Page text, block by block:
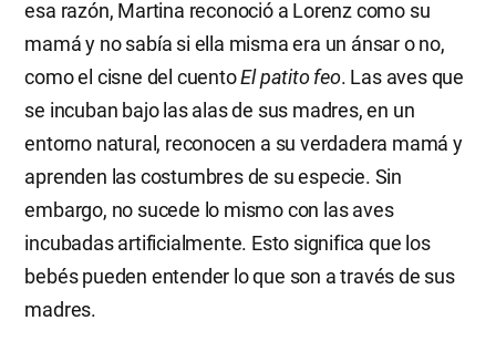
esa razón, Martina reconoció a Lorenz como su
mamá y no sabía si ella misma era un ánsar o no,
como el cisne del cuentoEl patito feo. Las aves que
se incuban bajo las alas de sus madres, en un
entorno natural, reconocen a su verdadera mamá y
aprenden las costumbres de su especie. Sin
embargo, no sucede lo mismo con las aves
incubadas artificialmente. Esto significa que los
bebés pueden entender lo que son a través de sus
madres.